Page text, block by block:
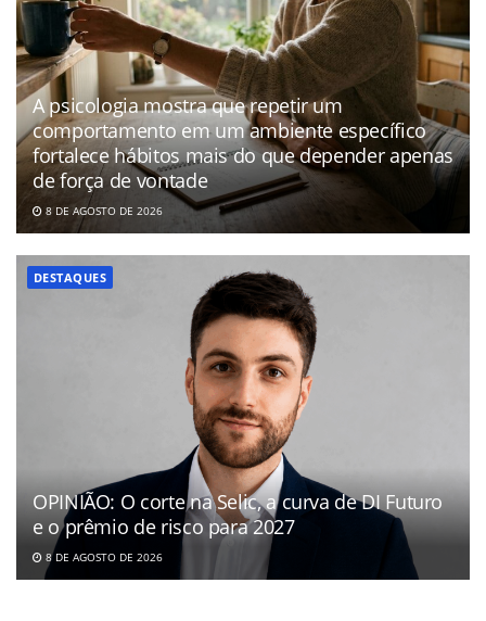
A psicologia mostra que repetir um
comportamento em um ambiente específico
fortalece hábitos mais do que depender apenas
de força de vontade
8 DE AGOSTO DE 2026
DESTAQUES
OPINIÃO: O corte na Selic, a curva de DI Futuro
e o prêmio de risco para 2027
8 DE AGOSTO DE 2026